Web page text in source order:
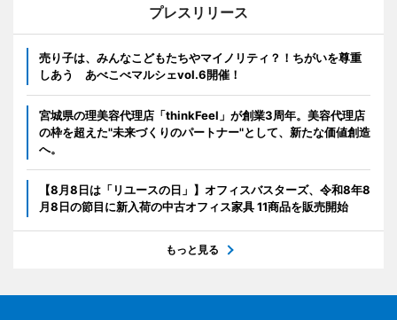
プレスリリース
売り子は、みんなこどもたちやマイノリティ？！ちがいを尊重
しあう あべこべマルシェvol.6開催！
宮城県の理美容代理店「thinkFeel」が創業3周年。美容代理店
の枠を超えた"未来づくりのパートナー"として、新たな価値創造
へ。
【8月8日は「リユースの日」】オフィスバスターズ、令和8年8
月8日の節目に新入荷の中古オフィス家具 11商品を販売開始
もっと見る